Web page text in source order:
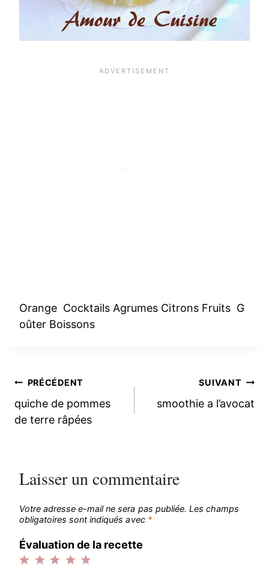
Orange Cocktails Agrumes Citrons Fruits G
oûter Boissons
Navigation
de
PRÉCÉDENT
quiche de pommes
de terre râpées
SUIVANT
smoothie a l’avocat
Laisser un commentaire
Votre adresse e-mail ne sera pas publiée. Les champs
obligatoires sont indiqués avec *
Évaluation de la recette